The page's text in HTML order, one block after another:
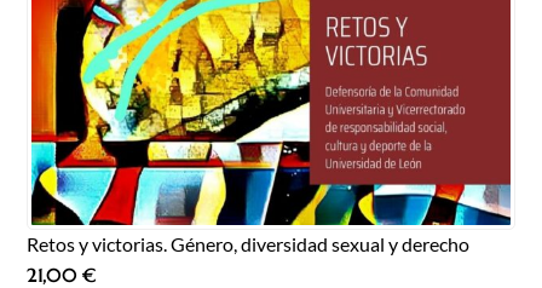
Retos y victorias. Género, diversidad sexual y derecho
21,00€